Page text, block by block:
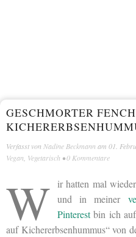
GESCHMORTER
Verfasst von Nadine Beckmann am 01.
Vegan Vegetarisch •0 Kommentare
W
ir hatten mal
und in meiner
Pinterestbin ich auf
auf Kichererbsenhummus“ von